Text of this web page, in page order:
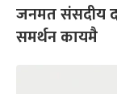
जनमत संसदीय
समर्थन कायमै